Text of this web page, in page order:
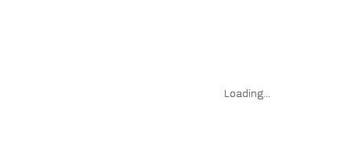
Loading...
Loading...
Loading...
Loading...
Loading...
Loading...